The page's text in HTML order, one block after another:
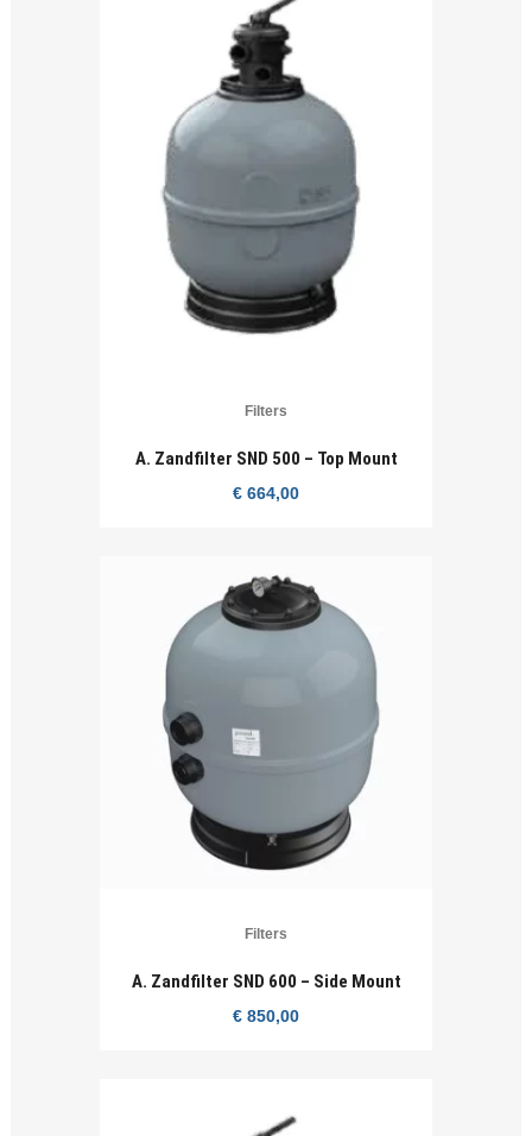
Filters
A. Zandfilter SND 500 – Top Mount
€ 664,00
Filters
A. Zandfilter SND 600 – Side Mount
€ 850,00